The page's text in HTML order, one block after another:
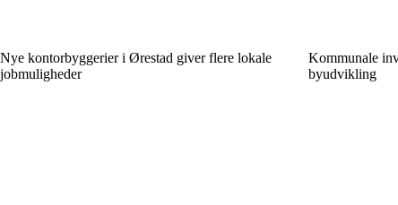
Nye kontorbyggerier i Ørestad giver flere lokale
jobmuligheder
Kommunale
byudvikling